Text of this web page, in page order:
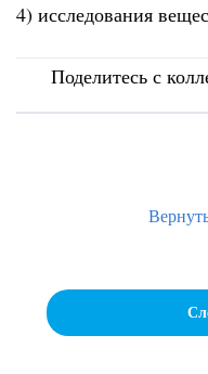
4) исследования
Поделитесь с